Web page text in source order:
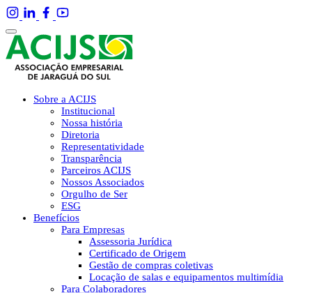
Sobre a ACIJS
Institucional
Nossa história
Diretoria
Representatividade
Transparência
Parceiros ACIJS
Nossos Associados
Orgulho de Ser
ESG
Benefícios
Para Empresas
Assessoria Jurídica
Certificado de Origem
Gestão de compras coletivas
Locação de salas e equipamentos multimídia
Para Colaboradores